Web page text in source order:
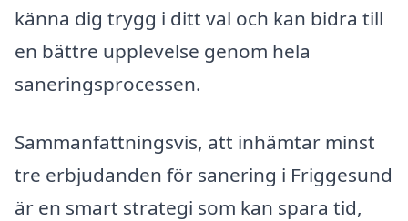
känna dig trygg i ditt val och kan bidra till
en bättre upplevelse genom hela
saneringsprocessen.
Sammanfattningsvis, att inhämtar minst
tre erbjudanden för sanering i Friggesund
är en smart strategi som kan spara tid,